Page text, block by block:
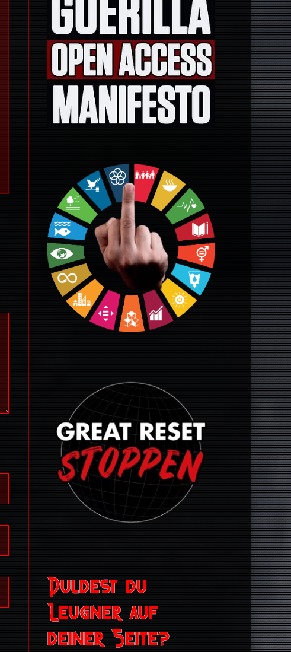
Duldest du
Leugner auf
deiner Seite?